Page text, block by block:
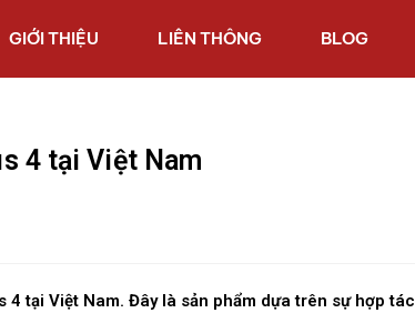
GIỚI THIỆU LIÊN THÔNG BLOG
4 tại Việt Nam
tại Việt Nam. Đây là sản phẩm dựa trên sự hợp tác